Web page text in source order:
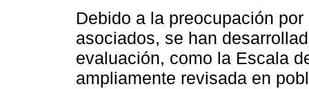
Debido a la preocupación
asociados, se han
evaluación, como la Escala
ampliamente revisada en